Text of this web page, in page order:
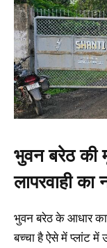
भुवन बरेठ की
लापरवाही का
भुवन बरेठ के आधार
बच्चा है ऐसे में प्लांट में